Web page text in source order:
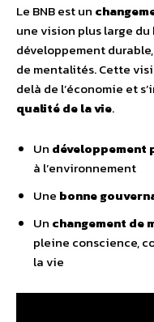
Le BNB est un
une vision plus large
développement
de mentalités. Cette
delà de l’économie et
qualité de la vie.
Un développement
à l’environnement
Une bonne
Un changement de
pleine conscience,
la vie